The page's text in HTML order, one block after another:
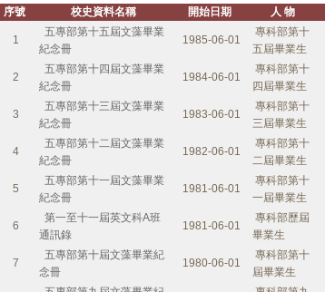
序號 校史資料名稱 開始日期 人 物
1
五專部第十五屆文藻畢業
紀念冊
1985-06-01
專科部第十
五屆畢業生
2
五專部第十四屆文藻畢業
紀念冊
1984-06-01
專科部第十
四屆畢業生
3
五專部第十三屆文藻畢業
紀念冊
1983-06-01
專科部第十
三屆畢業生
4
五專部第十二屆文藻畢業
紀念冊
1982-06-01
專科部第十
二屆畢業生
5
五專部第十一屆文藻畢業
紀念冊
1981-06-01
專科部第十
一屆畢業生
6
第一至十一屆英文科A班
通訊錄
1981-06-01
專科部歷屆
畢業生
7
五專部第十屆文藻畢業紀
念冊
1980-06-01
專科部第十
屆畢業生